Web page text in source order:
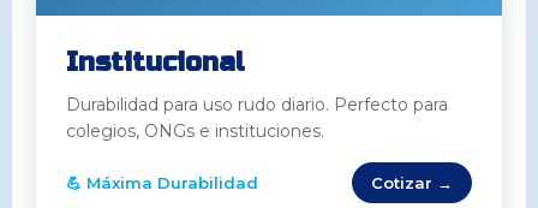
Institucional
Durabilidad para uso rudo diario. Perfecto para
colegios, ONGs e instituciones.
💪 Máxima Durabilidad Cotizar →